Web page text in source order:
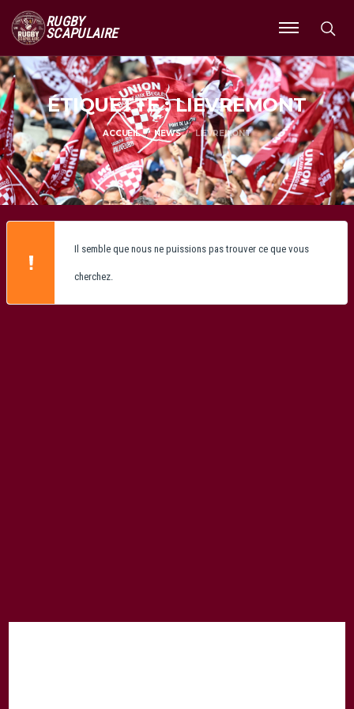
RUGBY
SCAPULAIRE
Ouvrir
le
menu
ÉTIQUETTE : LIEVREMONT
ACCUEIL NEWS LIEVREMONT
Il semble que nous ne puissions pas trouver ce que vous
cherchez.